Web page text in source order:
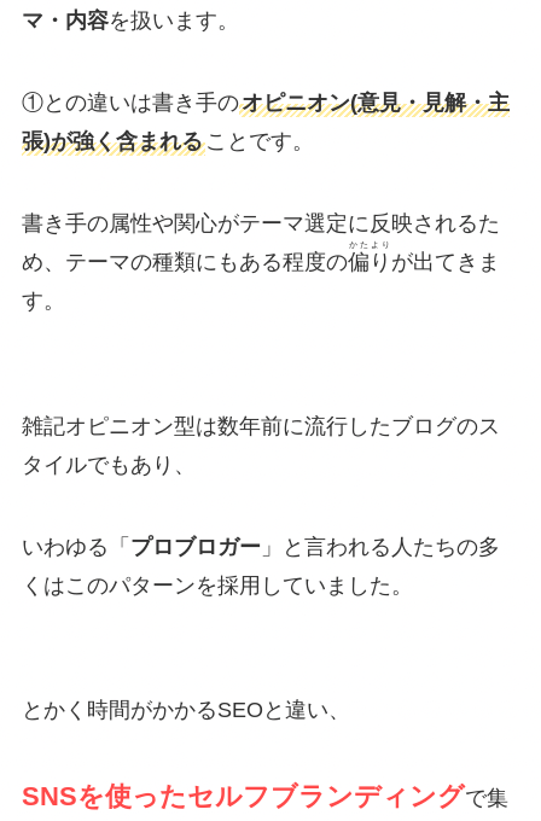
マ・内容を扱います。
①との違いは書き手のオピニオン(意見・見解・主
張)が強く含まれることです。
書き手の属性や関心がテーマ選定に反映されるた
め、テーマの種類にもある程度の偏り
かたより
が出てきま
す。
雑記オピニオン型は数年前に流行したブログのス
タイルでもあり、
いわゆる「 プロブロガー 」と言われる人たちの多
くはこのパターンを採用していました。
とかく時間がかかるSEOと違い、
SNSを使ったセルフブランディングで集